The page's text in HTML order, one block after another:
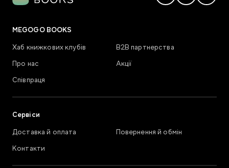
MEGOGO BOOKS
Хаб книжкових клубів
В2В партнерства
Про нас
Акції
Співпраця
Сервіси
Доставка й оплата
Повернення й обмін
Контакти